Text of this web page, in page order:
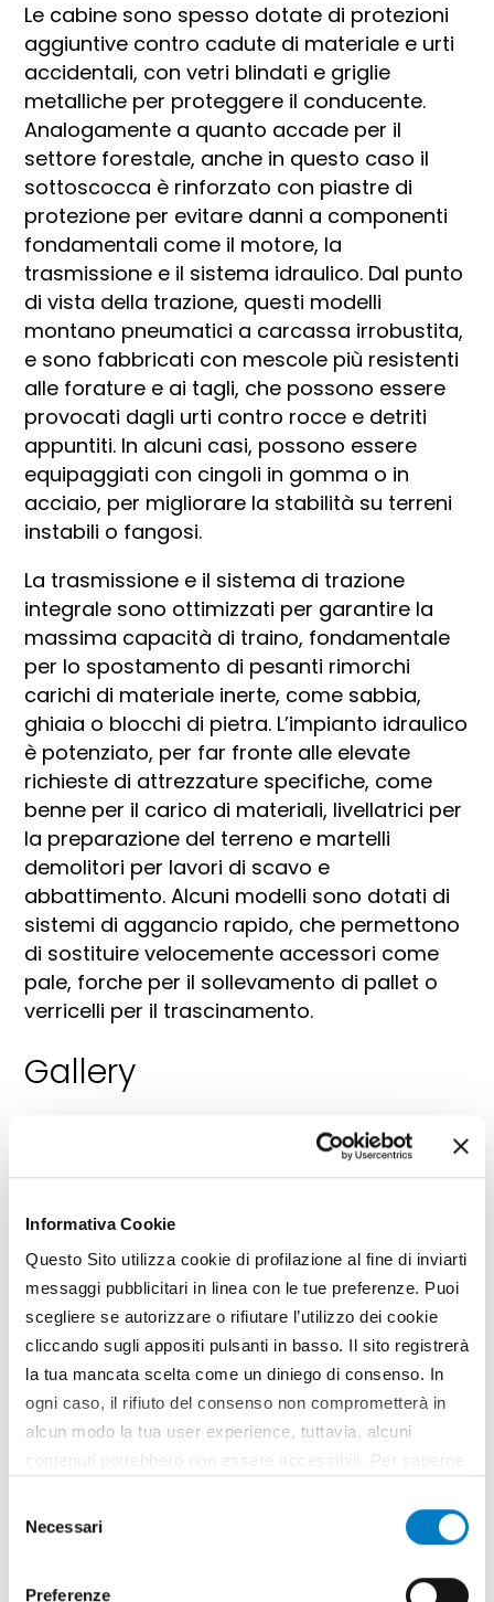
Informativa Cookie
Questo Sito utilizza cookie di profilazione al fine di inviarti
messaggi pubblicitari in linea con le tue preferenze. Puoi
scegliere se autorizzare o rifiutare l’utilizzo dei cookie
cliccando sugli appositi pulsanti in basso. Il sito registrerà
la tua mancata scelta come un diniego di consenso. In
ogni caso, il rifiuto del consenso non comprometterà in
alcun modo la tua user experience, tuttavia, alcuni
contenuti potrebbero non essere accessibili. Per saperne
all’utilizzo di tutti, o solamente di alcuni di essi, ti
delNecessari
Preferenze
Le cabine sono spesso dotate di protezioni
aggiuntive contro cadute di materiale e urti
accidentali, con vetri blindati e griglie
metalliche per proteggere il conducente.
Analogamente a quanto accade per il
settore forestale, anche in questo caso il
sottoscocca è rinforzato con piastre di
protezione per evitare danni a componenti
fondamentali come il motore, la
trasmissione e il sistema idraulico. Dal punto
di vista della trazione, questi modelli
montano pneumatici a carcassa irrobustita,
e sono fabbricati con mescole più resistenti
alle forature e ai tagli, che possono essere
provocati dagli urti contro rocce e detriti
appuntiti. In alcuni casi, possono essere
equipaggiati con cingoli in gomma o in
acciaio, per migliorare la stabilità su terreni
instabili o fangosi.
La trasmissione e il sistema di trazione
integrale sono ottimizzati per garantire la
massima capacità di traino, fondamentale
per lo spostamento di pesanti rimorchi
carichi di materiale inerte, come sabbia,
ghiaia o blocchi di pietra. L’impianto idraulico
è potenziato, per far fronte alle elevate
richieste di attrezzature specifiche, come
benne per il carico di materiali, livellatrici per
la preparazione del terreno e martelli
demolitori per lavori di scavo e
abbattimento. Alcuni modelli sono dotati di
sistemi di aggancio rapido, che permettono
di sostituire velocemente accessori come
pale, forche per il sollevamento di pallet o
verricelli per il trascinamento.
Gallery